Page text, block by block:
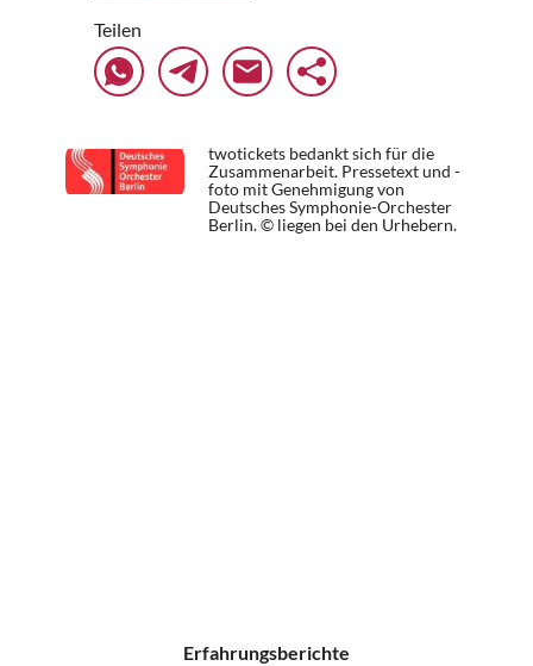
Teilen
twotickets bedankt sich für die
Zusammenarbeit. Pressetext und -
foto mit Genehmigung von
Deutsches Symphonie-Orchester
Berlin. © liegen bei den Urhebern.
Erfahrungsberichte